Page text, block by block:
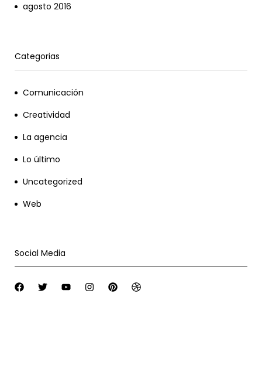
agosto 2016
Categorias
Comunicación
Creatividad
La agencia
Lo último
Uncategorized
Web
Social Media